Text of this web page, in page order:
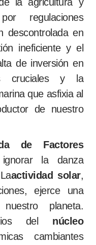
regulaciones
descontrolada en
ineficiente y el
de inversión en
cruciales y la
que asfixia al
de nuestro
de Factores
la danza
actividad solar,
ejerce una
planeta.
del núcleo
cambiantes